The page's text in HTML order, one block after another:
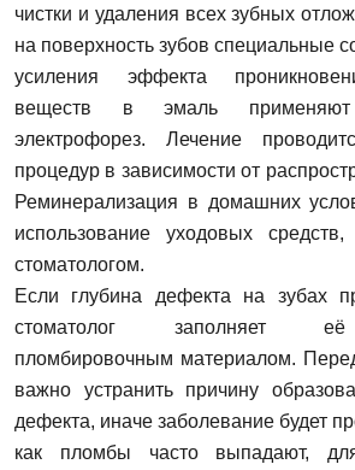
чистки и удаления всех зубных
на поверхность зубов специальные
усиления эффекта
веществ в эмаль применяют
электрофорез. Лечение
процедур в зависимости от
Реминерализация в домашних
использование уходовых
стоматологом.
Если глубина дефекта на зубах
стоматолог заполняет
пломбировочным материалом.
важно устранить причину
дефекта, иначе заболевание будет
как пломбы часто выпадают,
Задать вопрос
ФИО
Телефон